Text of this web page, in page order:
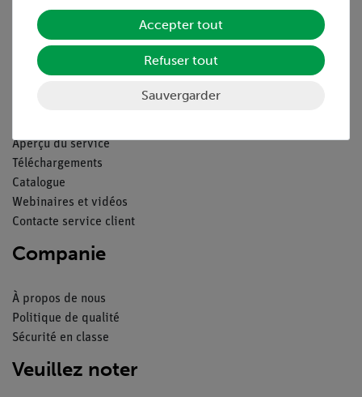
Contact
Conditions générales de vente
Déclaration de confidentialité
Mentions légales
Aperçu du service
Téléchargements
Catalogue
Webinaires et vidéos
Contacte service client
Companie
À propos de nous
Politique de qualité
Sécurité en classe
Veuillez noter
Accepter tout
Refuser tout
Sauvergarder